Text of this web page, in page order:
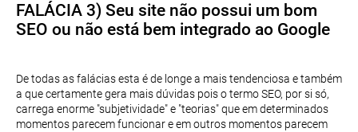
FALÁCIA 3) Seu site não possui um bom
SEO ou não está bem integrado ao Google
De todas as falácias esta é de longe a mais tendenciosa e também
a que certamente gera mais dúvidas pois o termo SEO, por si só,
carrega enorme "subjetividade" e "teorias" que em determinados
momentos parecem funcionar e em outros momentos parecem